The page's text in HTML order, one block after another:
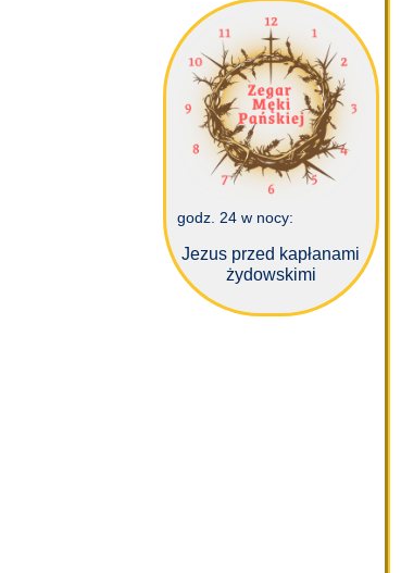
godz. 24 w nocy:
Jezus przed kapłanami
żydowskimi